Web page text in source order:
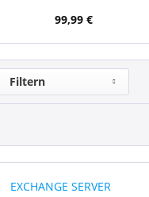
99,99 €
Filtern